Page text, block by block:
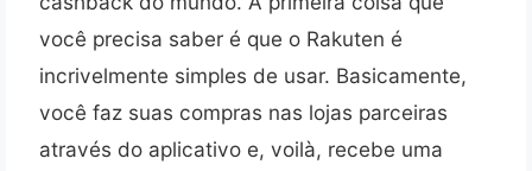
você precisa saber é que o Rakuten é
incrivelmente simples de usar. Basicamente,
você faz suas compras nas lojas parceiras
através do aplicativo e, voilà, recebe uma